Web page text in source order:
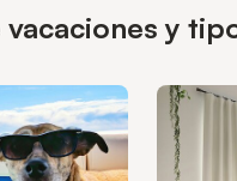
vacaciones y